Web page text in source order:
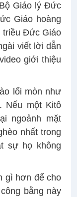
Giáo lý Đức
Giáo hoàng
triều Đức Giáo
viết lời dẫn
giới thiệu
lối mòn như
Nếu một Kitô
ngoảnh mặt
nhất trong
sự họ không
gì hơn để cho
bằng này